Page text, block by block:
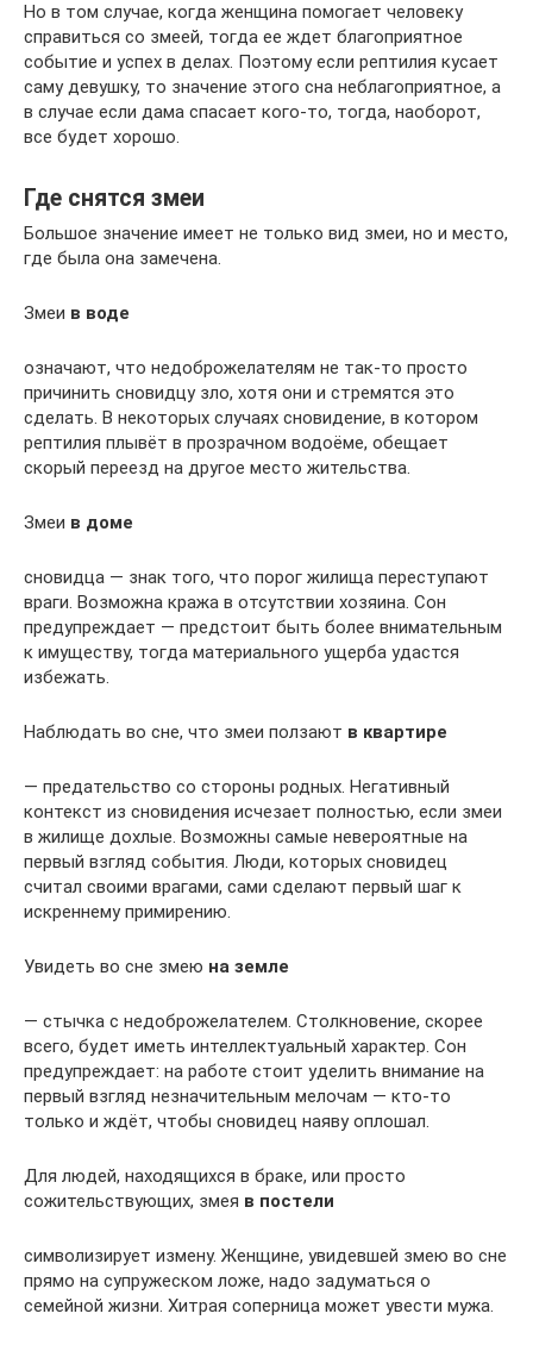
Но в том случае, когда женщина помогает человеку
справиться со змеей, тогда ее ждет благоприятное
событие и успех в делах. Поэтому если рептилия кусает
саму девушку, то значение этого сна неблагоприятное, а
в случае если дама спасает кого-то, тогда, наоборот,
все будет хорошо.
Где снятся змеи
Большое значение имеет не только вид змеи, но и место,
где была она замечена.
Змеи в воде
означают, что недоброжелателям не так-то просто
причинить сновидцу зло, хотя они и стремятся это
сделать. В некоторых случаях сновидение, в котором
рептилия плывёт в прозрачном водоёме, обещает
скорый переезд на другое место жительства.
Змеи в доме
сновидца — знак того, что порог жилища переступают
враги. Возможна кража в отсутствии хозяина. Сон
предупреждает — предстоит быть более внимательным
к имуществу, тогда материального ущерба удастся
избежать.
Наблюдать во сне, что змеи ползают в квартире
— предательство со стороны родных. Негативный
контекст из сновидения исчезает полностью, если змеи
в жилище дохлые. Возможны самые невероятные на
первый взгляд события. Люди, которых сновидец
считал своими врагами, сами сделают первый шаг к
искреннему примирению.
Увидеть во сне змею на земле
— стычка с недоброжелателем. Столкновение, скорее
всего, будет иметь интеллектуальный характер. Сон
предупреждает: на работе стоит уделить внимание на
первый взгляд незначительным мелочам — кто-то
только и ждёт, чтобы сновидец наяву оплошал.
Для людей, находящихся в браке, или просто
сожительствующих, змея в постели
символизирует измену. Женщине, увидевшей змею во сне
прямо на супружеском ложе, надо задуматься о
семейной жизни. Хитрая соперница может увести мужа.